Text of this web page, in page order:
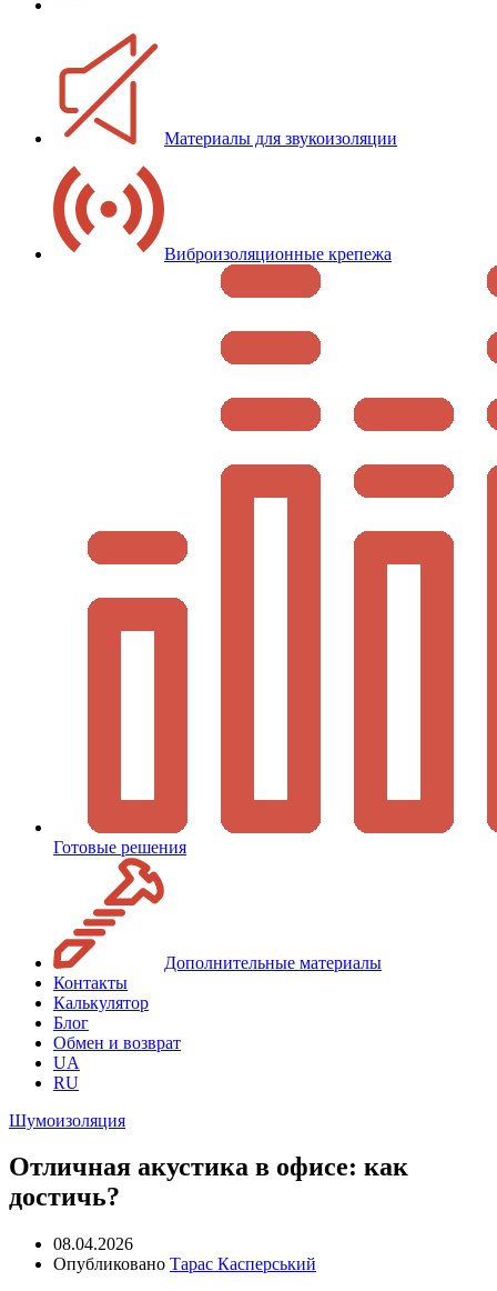
Материалы для звукоизоляции
Виброизоляционные крепежа
Готовые решения
Дополнительные материалы
Контакты
Калькулятор
Блог
Обмен и возврат
UA
RU
Шумоизоляция
Отличная акустика в офисе: как
достичь?
08.04.2026
Опубликовано Тарас Касперський